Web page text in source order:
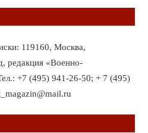
119160, Москва,
редакция «Военно-
+7 (495) 941-26-50; + 7 (495)